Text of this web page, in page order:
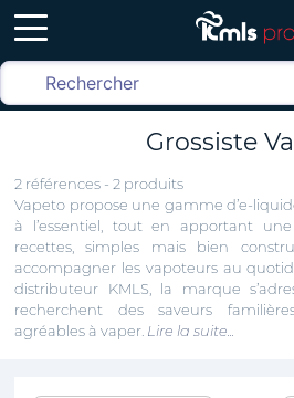
Grossiste
2 références - 2 produits
Vapeto propose une gamme d’e-
à l’essentiel, tout en apportant
recettes, simples mais bien
accompagner les vapoteurs au
distributeur KMLS, la marque
recherchent des saveurs
agréables à vaper. Lire la suite...